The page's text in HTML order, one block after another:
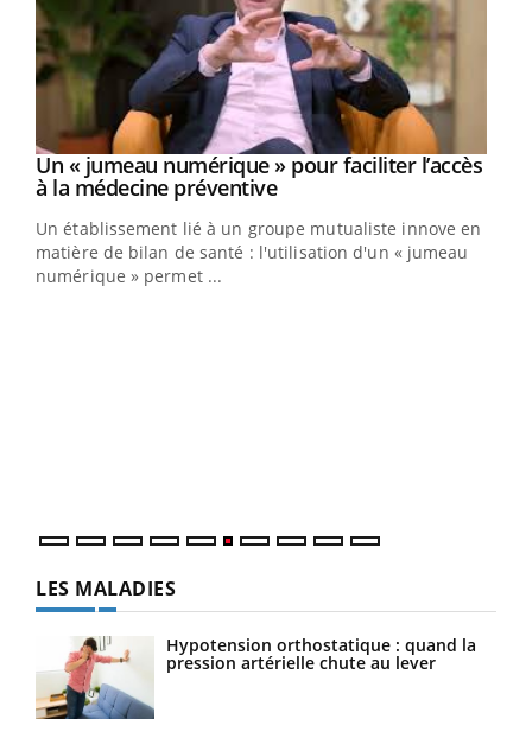
Youtube
Un « jumeau numérique » pour faciliter l’accès
à la médecine préventiveYoutube
Un établissement lié à un groupe mutualiste innove en
matière de bilan de santé : l'utilisation d'un « jumeau
numérique » permet ...
LES MALADIES
Hypotension orthostatique : quand la
pression artérielle chute au lever